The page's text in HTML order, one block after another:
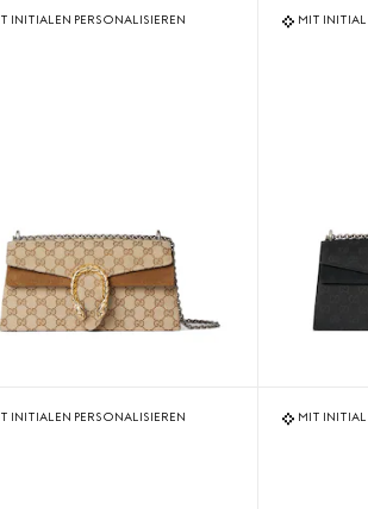
INITIALEN PERSONALISIEREN MIT
INITIALEN PERSONALISIEREN MIT